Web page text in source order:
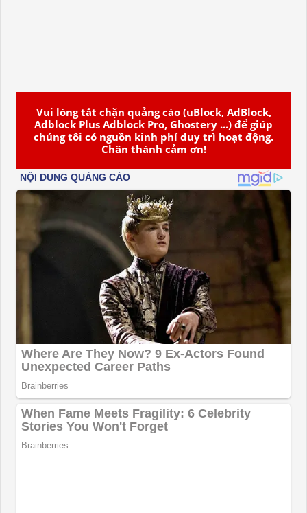
Vui lòng tắt chặn quảng cáo (uBlock, AdBlock,
Adblock Plus Adblock Pro, Ghostery ...) để giúp
chúng tôi có nguồn kinh phí duy trì hoạt động.
Chân thành cảm ơn!